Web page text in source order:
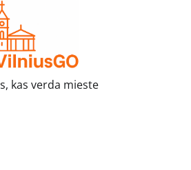
kas verda mieste